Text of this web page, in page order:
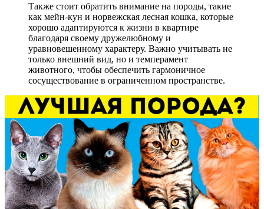
Также стоит обратить внимание на породы, такие
как мейн-кун и норвежская лесная кошка, которые
хорошо адаптируются к жизни в квартире
благодаря своему дружелюбному и
уравновешенному характеру. Важно учитывать не
только внешний вид, но и темперамент
животного, чтобы обеспечить гармоничное
сосуществование в ограниченном пространстве.